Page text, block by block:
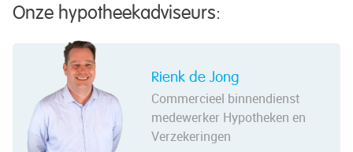
Onze hypotheekadviseurs:
Rienk de Jong
Commercieel binnendienst
medewerker Hypotheken en
Verzekeringen